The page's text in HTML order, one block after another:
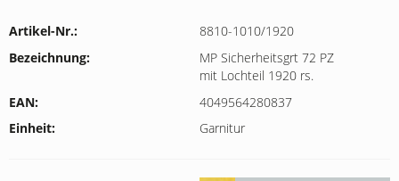
Artikel-Nr.:
8810-1010/1920
Bezeichnung:
MP Sicherheitsgrt 72 PZ
mit Lochteil 1920 rs.
EAN:
4049564280837
Einheit
Garnitur